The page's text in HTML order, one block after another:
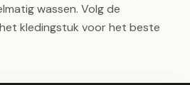
wassen. Volg de
kledingstuk voor het beste